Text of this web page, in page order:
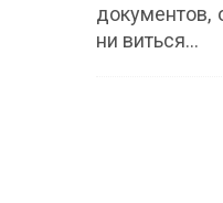
документов,
ни виться…